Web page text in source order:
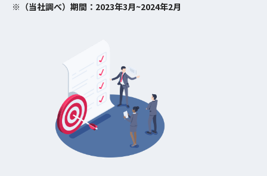
※（当社調べ）期間：2023年3月~2024年2月